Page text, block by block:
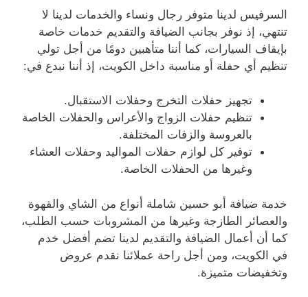
السرفيس لدينا متوفر رجال ونساء والخدمات لدينا لا
تنتهي، إذ نوفر بجانب الضيافة والتقديم خدمات خاصة
بإيقاف السيارات، كما أننا متأهبين دومًا من أجل تولي
تنظيم أي حفلة أو مناسبة داخل الكويت، إذ أننا نبدع في:
تجهيز حفلات التخرج وحفلات الاستقبال.
تنظيم حفلات الزواج والأعراس والحفلات الخاصة
بالعروسة والزفات المختلفة.
توفير كل لوازم حفلات المواليد وحفلات العشاء
وغيرها من الحفلات الخاصة.
خدمة ضيافة أبو حسين شاملة أنواع من الشاي والقهوة
والعصائر الطازجة وغيرها من المشروبات حسب الطلب،
كما أن أعمال الضيافة والتقديم لدينا تضم أفضل خدم
في الكويت، ومن أجل راحة عملائنا نقدم عروض
وتخفيضات متميزة.